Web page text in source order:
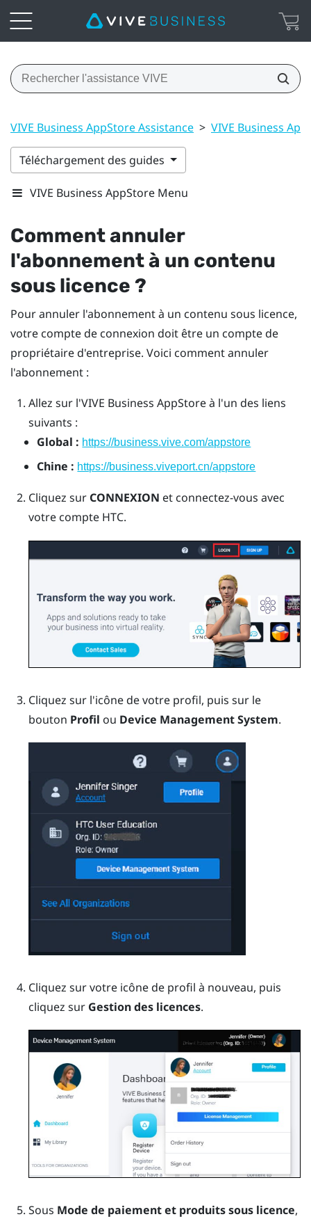
VIVE Business AppStore Assistance > VIVE Business
Téléchargement des guides
VIVE Business AppStore Menu
Comment annuler
l'abonnement à un contenu
sous licence ?
Pour annuler l'abonnement à un contenu sous licence,
votre compte de connexion doit être un compte de
propriétaire d'entreprise. Voici comment annuler
l'abonnement :
Allez sur l'VIVE Business AppStoreà l'un des liens
suivants :
Global : https://business.vive.com/appstore
Chine : https://business.viveport.cn/appstore
Cliquez sur CONNEXION et connectez-vous avec
votre compte HTC.
Cliquez sur l'icône de votre profil, puis sur le
bouton Profil ou Device Management System.
Cliquez sur votre icône de profil à nouveau, puis
cliquez sur Gestion des licences.
Sous Mode de paiement et produits sous licence,